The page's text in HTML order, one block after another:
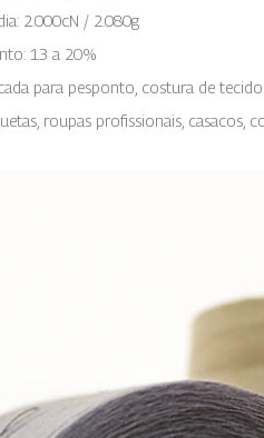
2.000cN / 2.080g
13 a 20%
para pesponto, costura de
roupas profissionais, casacos,